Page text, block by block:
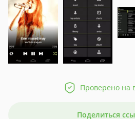
Проверено на
Поделиться